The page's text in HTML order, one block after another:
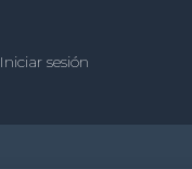
Iniciar sesión